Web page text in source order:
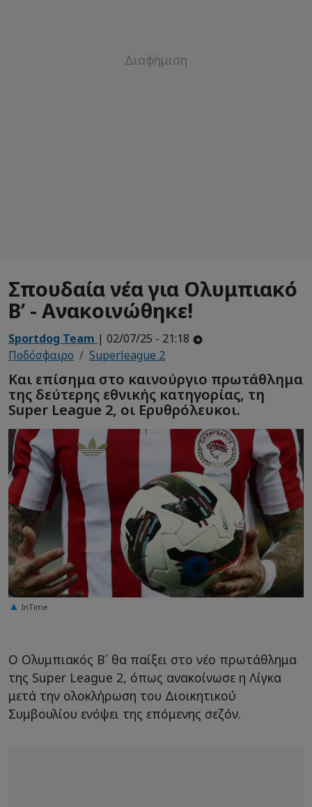
Σπουδαία νέα για Ολυμπιακό
Β’ - Ανακοινώθηκε!
Sportdog Team | 02/07/25 - 21:18
Ποδόσφαιρο
Superleague 2
Και επίσημα στο καινούργιο πρωτάθλημα
της δεύτερης εθνικής κατηγορίας, τη
Super League 2, οι Ερυθρόλευκοι.
InTime
Ο Ολυμπιακός Β΄ θα παίξει στο νέο πρωτάθλημα
της Super League 2, όπως ανακοίνωσε η Λίγκα
μετά την ολοκλήρωση του Διοικητικού
Συμβουλίου ενόψει της επόμενης σεζόν.